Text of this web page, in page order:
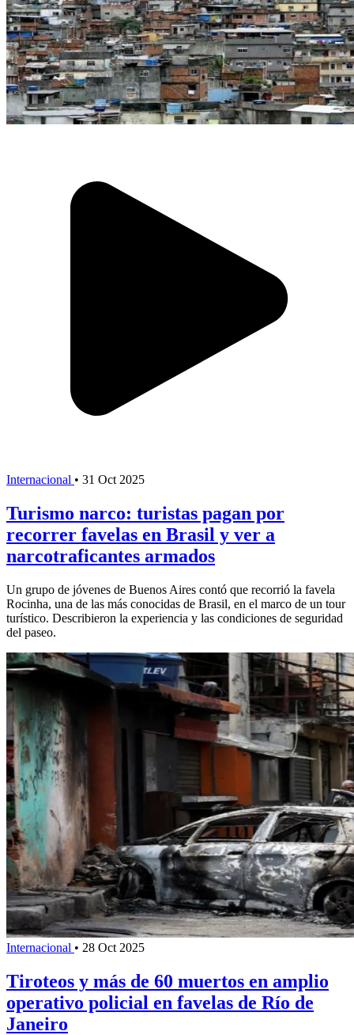
Internacional • 31 Oct 2025
Turismo narco: turistas pagan por
recorrer favelas en Brasil y ver a
narcotraficantes armados
Un grupo de jóvenes de Buenos Aires contó que recorrió la favela
Rocinha, una de las más conocidas de Brasil, en el marco de un tour
turístico. Describieron la experiencia y las condiciones de seguridad
del paseo.
Internacional • 28 Oct 2025
Tiroteos y más de 60 muertos en amplio
operativo policial en favelas de Río de
Janeiro